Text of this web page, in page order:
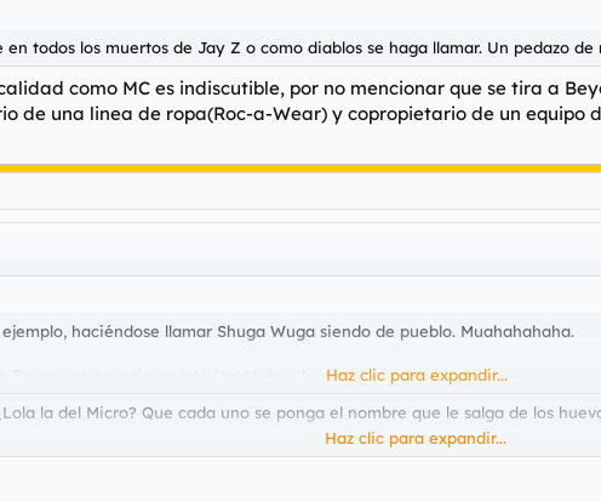
todos los muertos de Jay Z o como diablos se haga llamar. Un pedazo
como MC es indiscutible, por no mencionar que se tira a
de una linea de ropa(Roc-a-Wear) y copropietario de un equipo
haciéndose llamar Shuga Wuga siendo de pueblo. Muahahahaha.
Pese a su pose de malota le petaba el orto.Haz clic para expandir...
la del Micro? Que cada uno se ponga el nombre que le salga de los
Wuga se retiró del Hip Hop. A mí me tocaban un poco los cataplines
Haz clic para expandir...